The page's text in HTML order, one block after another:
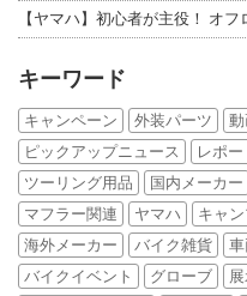
【ヤマハ】初心者が主役！ オ
キーワード
キャンペーン 外装パーツ
ピックアップニュース
レポー
ツーリング用品
国内メーカー
マフラー関連
ヤマハ キャ
海外メーカー
バイク雑貨
バイクイベント
グローブ